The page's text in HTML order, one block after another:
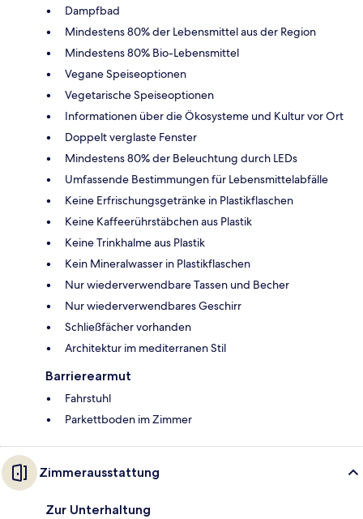
Dampfbad
Mindestens 80% der Lebensmittel aus der Region
Mindestens 80% Bio-Lebensmittel
Vegane Speiseoptionen
Vegetarische Speiseoptionen
Informationen über die Ökosysteme und Kultur vor Ort
Doppelt verglaste Fenster
Mindestens 80% der Beleuchtung durch LEDs
Umfassende Bestimmungen für Lebensmittelabfälle
Keine Erfrischungsgetränke in Plastikflaschen
Keine Kaffeerührstäbchen aus Plastik
Keine Trinkhalme aus Plastik
Kein Mineralwasser in Plastikflaschen
Nur wiederverwendbare Tassen und Becher
Nur wiederverwendbares Geschirr
Schließfächer vorhanden
Architektur im mediterranen Stil
Barrierearmut
Fahrstuhl
Parkettboden im Zimmer
Zimmerausstattung
Zur Unterhaltung